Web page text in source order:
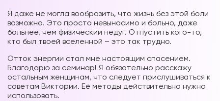
Я даже не могла вообразить, что жизнь без этой боли
возможна. Это просто невыносимо и больно, даже
больнее, чем физический недуг. Отпустить кого-то,
кто был твоей вселенной – это так трудно.
Отток энергии стал мне настоящим спасением.
Благодарю за семинар! Я обязательно расскажу
остальным женщинам, что следует прислушиваться к
советам Виктории. Её методы действительно нужно
использовать.